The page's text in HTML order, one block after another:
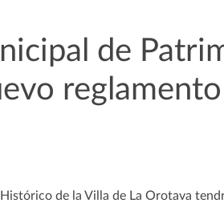
de
de la Villa de La Orotava